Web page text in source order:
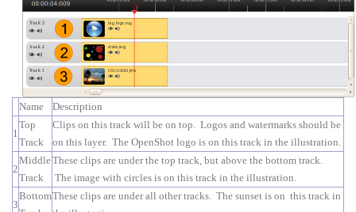
Name Description
1
Top
Track
Clips on this track will be on top. Logos and watermarks should be
on this layer. The OpenShot logo is on this track in the illustration.
2
Middle
Track
These clips are under the top track, but above the bottom track.
The image with circles is on this track in the illustration.
3
BottomThese clips are under all other tracks. The sunset is on this track in